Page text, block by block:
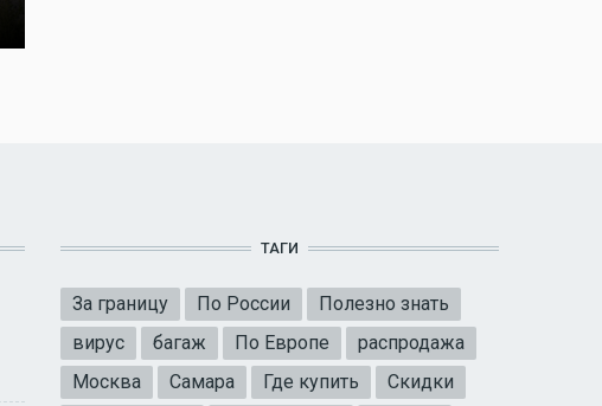
ТАГИ
За границу По России
Полезно знать
вирус
багаж По Европе
распродажа
Москва
Самара Где купить Скидки